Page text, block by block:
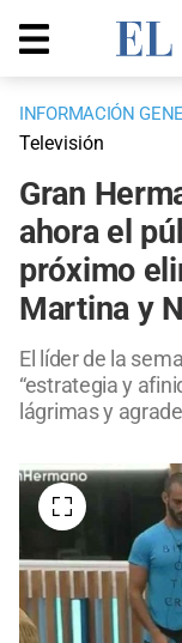
INFORMACIÓN
Televisión
Gran
ahora el
próximo
Martina y
El líder de la
“estrategia y
lágrimas y